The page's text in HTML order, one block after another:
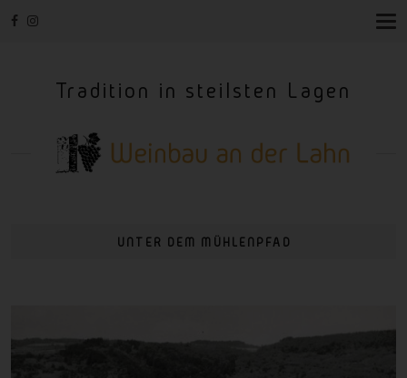
T
Tradition in steilsten Lagen
UNTER DEM MÜHLENPFAD